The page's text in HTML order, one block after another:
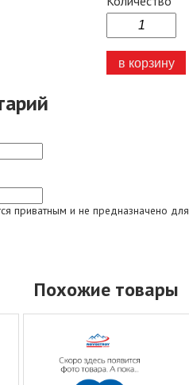
приватным и не предназначено
Похожие товары